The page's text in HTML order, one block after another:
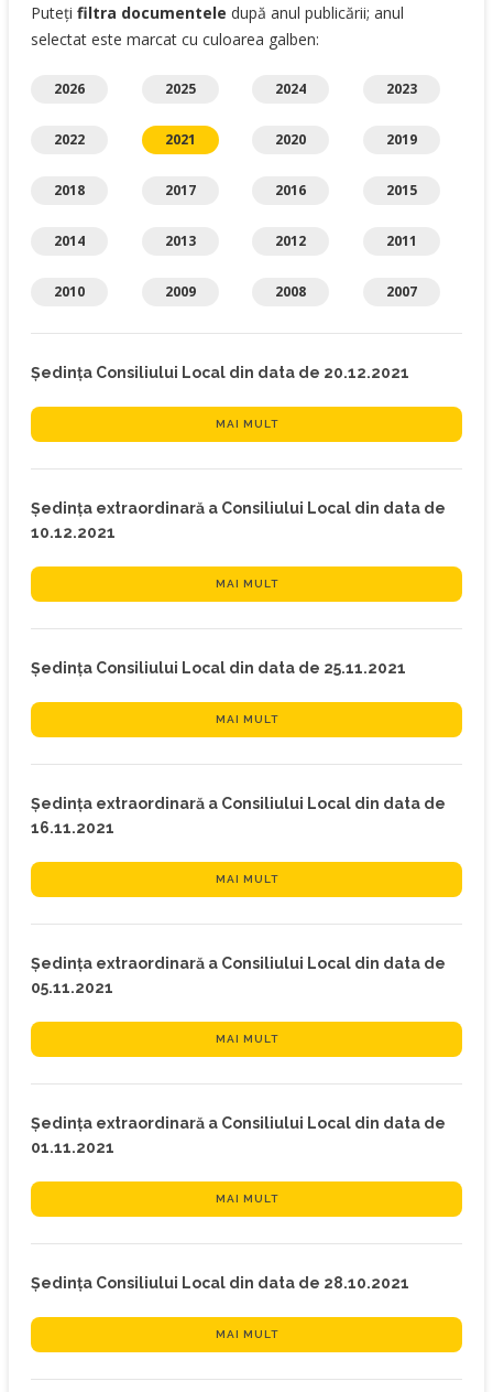
Puteți filtra documentele după anul publicării; anul
selectat este marcat cu culoarea galben:
2026 2025 2024 2023
2022 2021 2020 2019
2018 2017 2016 2015
2014 2013 2012 2011
2010 2009 2008 2007
Ședința Consiliului Local din data de 20.12.2021
MAI MULT
Ședința extraordinară a Consiliului Local din data de
10.12.2021
MAI MULT
Ședința Consiliului Local din data de 25.11.2021
MAI MULT
Ședința extraordinară a Consiliului Local din data de
16.11.2021
MAI MULT
Ședința extraordinară a Consiliului Local din data de
05.11.2021
MAI MULT
Ședința extraordinară a Consiliului Local din data de
01.11.2021
MAI MULT
Ședința Consiliului Local din data de 28.10.2021
MAI MULT